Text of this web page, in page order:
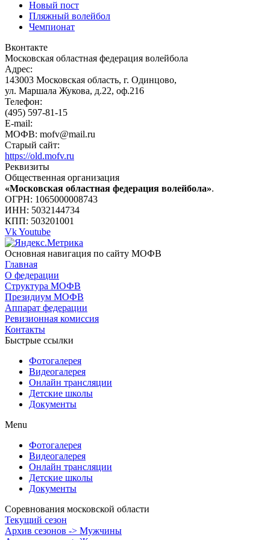
Новый пост
Пляжный волейбол
Чемпионат
Вконтакте
Московская областная федерация волейбола
Адрес:
143003 Московская область, г. Одинцово,
ул. Маршала Жукова, д.22, оф.216
Телефон:
(495) 597-81-15
E-mail:
МОФВ: mofv@mail.ru
Старый сайт:
https://old.mofv.ru
Реквизиты
Общественная организация
«Московская областная федерация волейбола».
ОГРН: 1065000008743
ИНН: 5032144734
КПП: 503201001
VkYoutube
Основная навигация по сайту МОФВ
Главная
О федерации
Структура МОФВ
Президиум МОФВ
Аппарат федерации
Ревизионная комиссия
Контакты
Быстрые ссылки
Фотогалерея
Видеогалерея
Онлайн трансляции
Детские школы
Документы
Menu
Фотогалерея
Видеогалерея
Онлайн трансляции
Детские школы
Документы
Соревнования московской области
Текущий сезон
Архив сезонов -> Мужчины